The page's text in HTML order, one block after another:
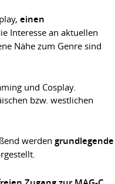
einen
Interesse an aktuellen
Nähe zum Genre sind
und Cosplay.
bzw. westlichen
werden grundlegende